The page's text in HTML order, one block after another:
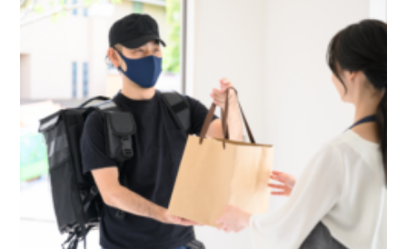
2025/ 1 (4)
2024/ 2 (4)
2024/ 1 (5)
2023/ 4 (3)
2023/ 3 (3)
2023/ 2 (2)
2023/ 1 (3)
2022/ 6 (4)
2022/ 5 (5)
2022/ 4 (7)
2022/ 3 (4)
2022/ 2 (5)
2022/ 1 (5)
2021/ 8 (3)
2021/ 7 (7)
2021/ 6 (5)
2021/ 5 (4)
2021/ 4 (7)
2021/ 3 (2)
2021/ 2 (4)